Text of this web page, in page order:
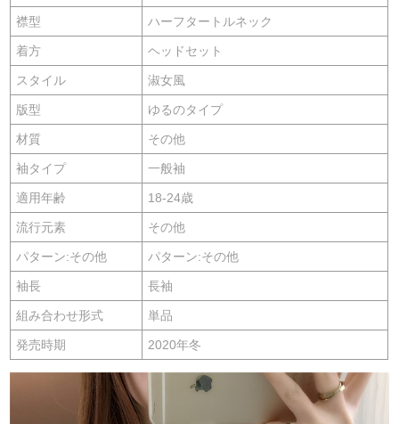
襟型 ハーフタートルネック
着方 ヘッドセット
スタイル 淑女風
版型 ゆるのタイプ
材質 その他
袖タイプ 一般袖
適用年齢 18-24歳
流行元素 その他
パターン:その他 パターン:その他
袖長 長袖
組み合わせ形式 単品
発売時期 2020年冬